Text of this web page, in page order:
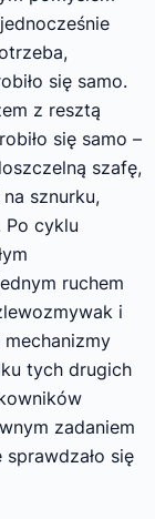
się samo.
z resztą
się samo –
szafę,
sznurku,
Po cyklu
ruchem
i
tych drugich
zadaniem
się